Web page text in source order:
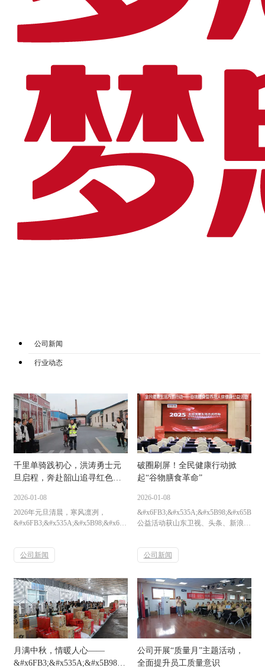
公司新闻
行业动态
千里单骑践初心，洪涛勇士元
旦启程，奔赴韶山追寻红色足
2026-01-08
2026年元旦清晨，寒风凛冽，
&#x6FB3;&#x535A;&#x5B98;&#x65B9;&#x7F51;&#x7AD9;&#97;&#112;&#112;
欢送任洪涛同学踏上“千里单骑赴韶
骑行目的地，是一代伟人毛泽东主席
的故里——湖南韶山。他选择在新年
**天出发，寓意深远：以崭新的姿
态、饱满的激情，去挑战自我极限，
去践行
&#x6FB3;&#x535A;&#x5B98;&#x65B9;&#x7F51;&#x7AD9;&#97;&#112;&#112;，
去追寻红色初心！从山东聊城莘县到
湖南韶山，千里之遥，挑战重重。任
洪涛同学选择在新年...
公司新闻
破圈刷屏！全民健康行动掀
起“谷物膳食革命”
2026-01-08
公益活动获山东卫视、头条、新浪等
定格] 12月27日，由中国保健协会食
主办的 「全民健康生活方式行动
——谷物膳食营养与人体健康公益活
动」 在各界瞩目中圆满落幕！活动
现场政、学、研领域权威专家云集，
围绕谷物营养与健康中国战略展开深
度对话，掀起一场关乎全民健康
的“膳食革命”。...
公司新闻
月满中秋，情暖人心——
公司开展“质量月”主题活动，
全面提升员工质量意识